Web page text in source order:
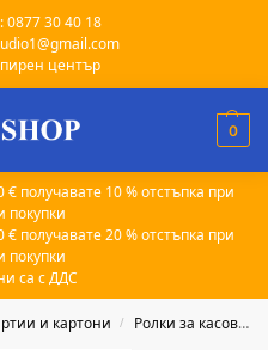
30 40 18
център
0
получавате 10 % отстъпка при
покупки
получавате 20 % отстъпка при
покупки
са с ДДС
и картони / Ролки за касов апарат